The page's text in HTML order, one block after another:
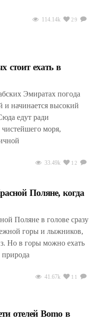
114.14k 29
стоит ехать в
Эмиратах погода
и начинается высокий
едут ради
моря,
33.49k 12
Поляне, когда
Поляне в голове сразу
горы и лыжников,
Но в горы можно ехать
природа
41.67k 11
отелей Bomo в